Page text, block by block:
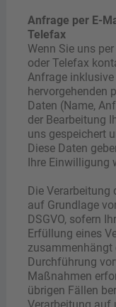
Anfrage per E-
Telefax
Wenn Sie uns
oder Telefax
Anfrage
hervorgehenden
Daten (Name,
der Bearbeitung
uns gespeichert
Diese Daten
Ihre Einwilligung
Die
auf Grundlage
DSGVO, sofern
Erfüllung eines
zusammenhängt
Durchführung
Maßnahmen
übrigen Fällen